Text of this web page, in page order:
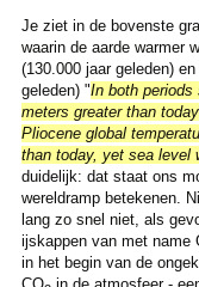
Je ziet in de bovenste
waarin de aarde warmer
(130.000 jaar geleden)
geleden) "In both periods
meters greater than today
Pliocene global
than today, yet sea level
duidelijk: dat staat ons
wereldramp betekenen.
lang zo snel niet, als
ijskappen van met name
in het begin van de